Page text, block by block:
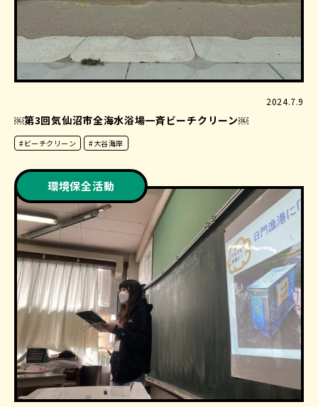
2024.7.9
￼第3回気仙沼市全海水浴場一斉ビーチクリーン￼
#ビーチクリーン #大谷海岸
環境保全活動